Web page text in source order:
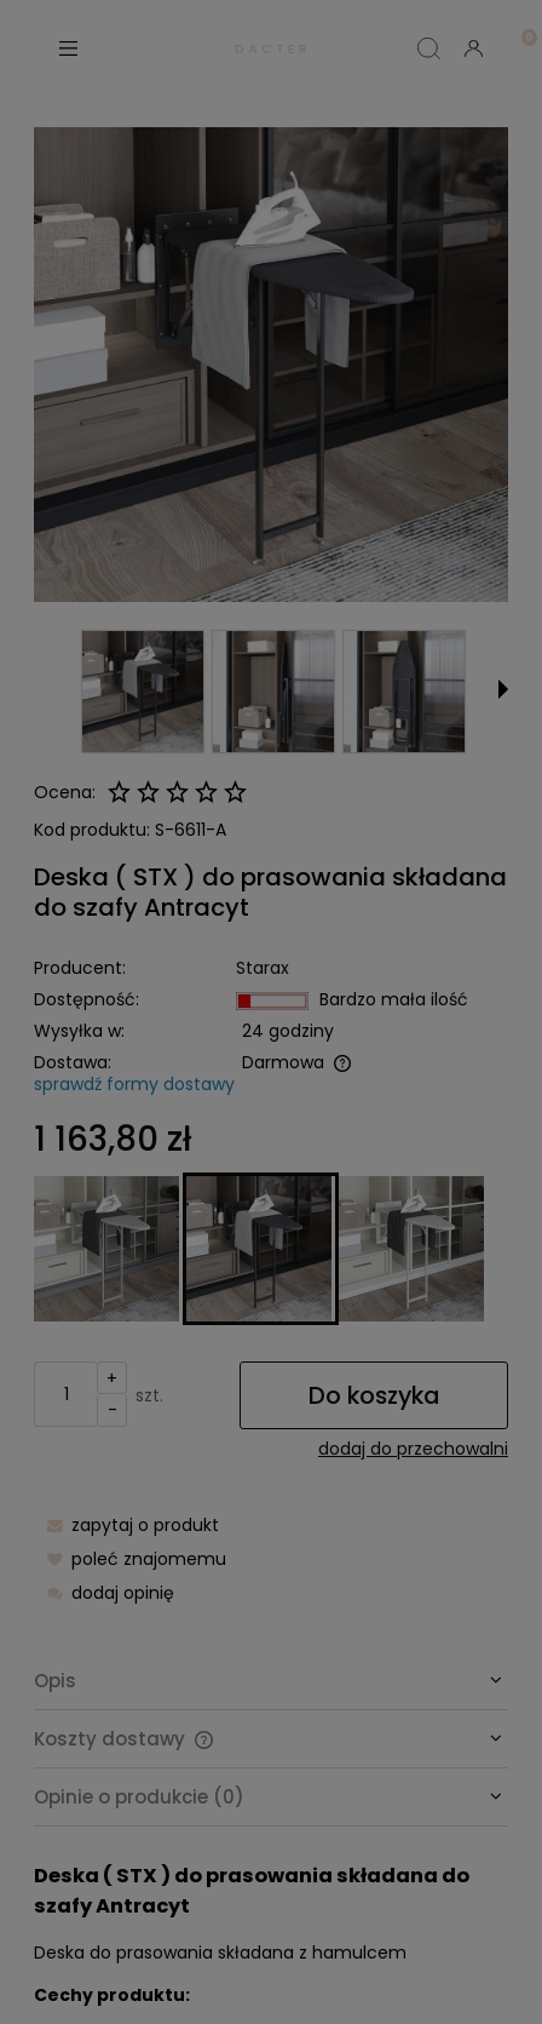
D A C T E R
Ocena:
Kod produktu: S-6611-A
Deska ( STX ) do prasowania składana
do szafy Antracyt
Producent:
Starax
Dostępność:
Bardzo mała ilość
Wysyłka w:
24 godziny
Dostawa:
Darmowa
Cena nie zawiera ewentualnych kosztów płatności
sprawdź formy dostawy
1 163,80 zł
+
-
szt. Do koszyka
dodaj do przechowalni
zapytaj o produkt
poleć znajomemu
dodaj opinię
Opis
Koszty dostawy
Opinie o produkcie (0)
Deska ( STX ) do prasowania składana do
szafy Antracyt
Deska do prasowania składana z hamulcem
Cechy produktu: